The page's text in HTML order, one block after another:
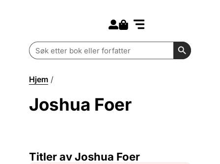
Search
for:
Search
Hjem /
Joshua Foer
Titler av Joshua Foer